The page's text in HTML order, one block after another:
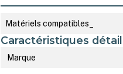
Matériels compatibles_
Caractéristiques
Marque